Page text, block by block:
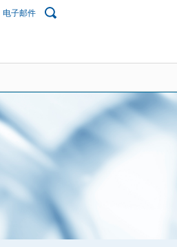
电子邮件